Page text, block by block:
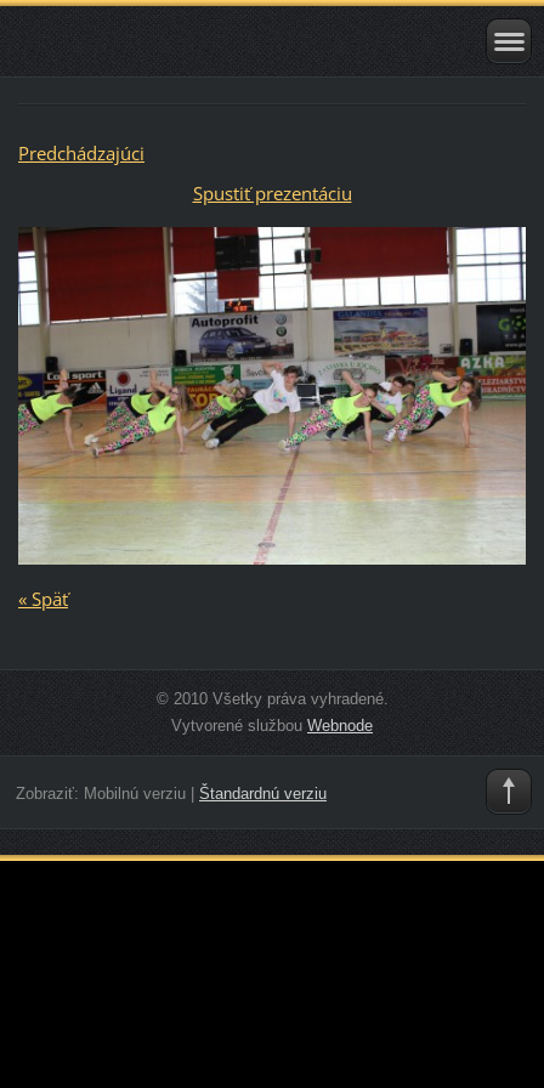
Predchádzajúci
Spustiť prezentáciu
« Späť
© 2010 Všetky práva vyhradené.
Vytvorené službou Webnode
Zobraziť: Mobilnú verziu| Štandardnú verziu